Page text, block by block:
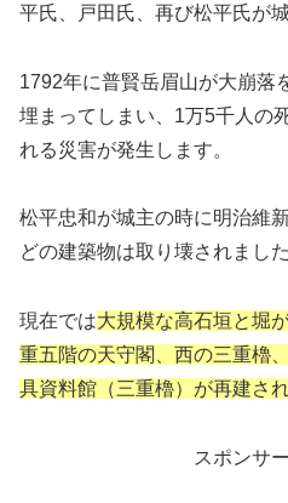
平氏、戸田氏、再び松平氏が
1792年に普賢岳眉山が大崩落
埋まってしまい、1万5千人の
れる災害が発生します。
松平忠和が城主の時に明治維
どの建築物は取り壊されました
現在では大規模な高石垣と堀
重五階の天守閣、西の三重櫓
具資料館（三重櫓）が再建さ
スポンサ